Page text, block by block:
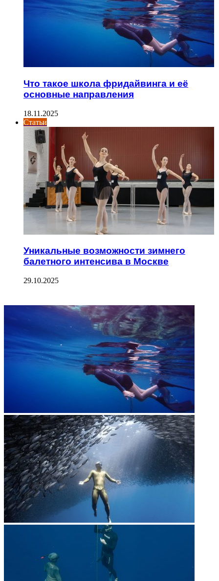
Что такое школа фридайвинга и её
основные направления
18.11.2025
Статьи
Уникальные возможности зимнего
балетного интенсива в Москве
29.10.2025